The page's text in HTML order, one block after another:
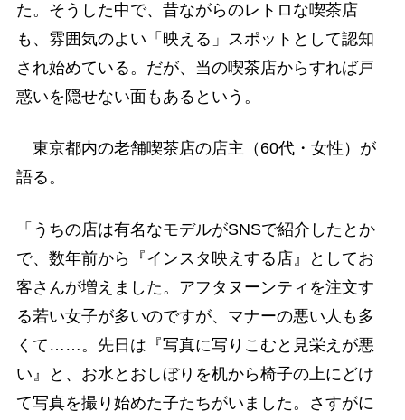
た。そうした中で、昔ながらのレトロな喫茶店
も、雰囲気のよい「映える」スポットとして認知
され始めている。だが、当の喫茶店からすれば戸
惑いを隠せない面もあるという。
東京都内の老舗喫茶店の店主（60代・女性）が
語る。
「うちの店は有名なモデルがSNSで紹介したとか
で、数年前から『インスタ映えする店』としてお
客さんが増えました。アフタヌーンティを注文す
る若い女子が多いのですが、マナーの悪い人も多
くて……。先日は『写真に写りこむと見栄えが悪
い』と、お水とおしぼりを机から椅子の上にどけ
て写真を撮り始めた子たちがいました。さすがに